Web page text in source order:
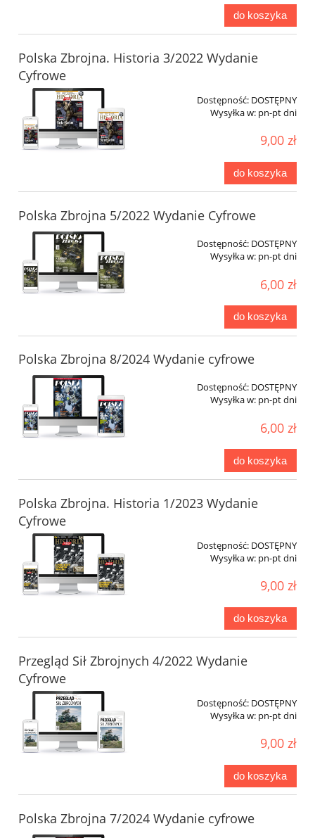
do koszyka
Polska Zbrojna. Historia 3/2022 Wydanie
Cyfrowe
Dostępność: DOSTĘPNY
Wysyłka w: pn-pt dni
9,00 zł
do koszyka
Polska Zbrojna 5/2022 Wydanie Cyfrowe
Dostępność: DOSTĘPNY
Wysyłka w: pn-pt dni
6,00 zł
do koszyka
Polska Zbrojna 8/2024 Wydanie cyfrowe
Dostępność: DOSTĘPNY
Wysyłka w: pn-pt dni
6,00 zł
do koszyka
Polska Zbrojna. Historia 1/2023 Wydanie
Cyfrowe
Dostępność: DOSTĘPNY
Wysyłka w: pn-pt dni
9,00 zł
do koszyka
Przegląd Sił Zbrojnych 4/2022 Wydanie
Cyfrowe
Dostępność: DOSTĘPNY
Wysyłka w: pn-pt dni
9,00 zł
do koszyka
Polska Zbrojna 7/2024 Wydanie cyfrowe